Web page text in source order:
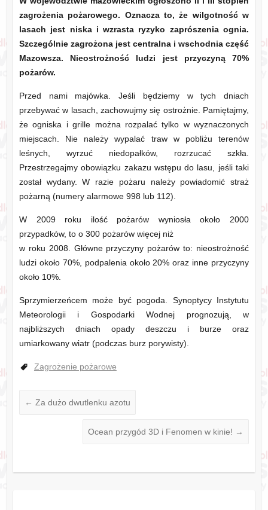
zagrożenia pożarowego. Oznacza to, że wilgotność w
lasach jest niska i wzrasta ryzyko zaprószenia ognia.
Szczególnie zagrożona jest centralna i wschodnia część
Mazowsza. Nieostrożność ludzi jest przyczyną 70%
pożarów.
Przed nami majówka. Jeśli będziemy w tych dniach
przebywać w lasach, zachowujmy się ostrożnie. Pamiętajmy,
że ogniska i grille można rozpalać tylko w wyznaczonych
miejscach. Nie należy wypalać traw w pobliżu terenów
leśnych, wyrzuć niedopałków, rozrzucać szkła.
Przestrzegajmy obowiązku zakazu wstępu do lasu, jeśli taki
został wydany. W razie pożaru należy powiadomić straż
pożarną (numery alarmowe 998 lub 112).
W 2009 roku ilość pożarów wyniosła około 2000
przypadków, to o 300 pożarów więcej niż
w roku 2008. Główne przyczyny pożarów to: nieostrożność
ludzi około 70%, podpalenia około 20% oraz inne przyczyny
około 10%.
Sprzymierzeńcem może być pogoda. Synoptycy Instytutu
Meteorologii i Gospodarki Wodnej prognozują, w
najbliższych dniach opady deszczu i burze oraz
umiarkowany wiatr (podczas burz porywisty).
Zagrożenie pożarowe
← Za dużo dwutlenku azotu
Ocean przygód 3D i Fenomen w kinie! →